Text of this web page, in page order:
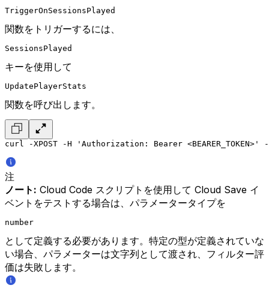
TriggerOnSessionsPlayed
関数をトリガーするには、
SessionsPlayed
キーを使用して
UpdatePlayerStats
関数を呼び出します。
curl -XPOST -H 'Authorization: Bearer
注
ノート: Cloud Code スクリプトを使用して Cloud Save イ
ベントをテストする場合は、パラメータータイプを
number
として定義する必要があります。特定の型が定義されていな
い場合、パラメーターは文字列として渡され、フィルター評
価は失敗します。